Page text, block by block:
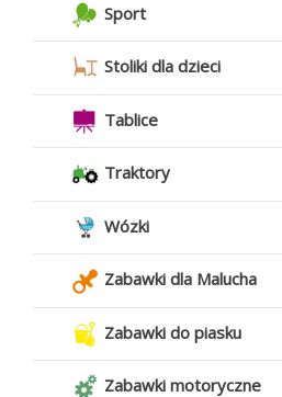
Sport
Stoliki dla dzieci
Tablice
Traktory
Wózki
Zabawki dla Malucha
Zabawki do piasku
Zabawki motoryczne